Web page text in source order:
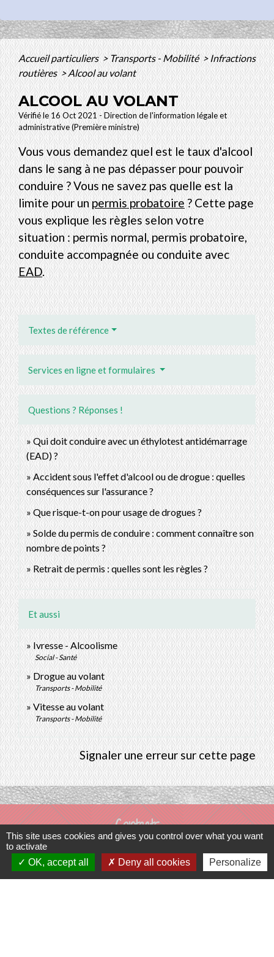
Accueil particuliers>Transports - Mobilité> Infractions
routières> Alcool au volant
ALCOOL AU VOLANT
Vérifié le 16 Oct 2021 - Direction de l'information légale et
administrative (Première ministre)
Vous vous demandez quel est le taux d'alcool
dans le sang à ne pas dépasser pour pouvoir
conduire ? Vous ne savez pas quelle est la
limite pour unpermis probatoire? Cette page
vous explique les règles selon votre
situation : permis normal, permis probatoire,
conduite accompagnée ou conduite avec
EAD.
Textes de référence
Services en ligne et formulaires
Questions ? Réponses !
Qui doit conduire avec un éthylotest antidémarrage
(EAD) ?
Accident sous l'effet d'alcool ou de drogue : quelles
conséquences sur l'assurance ?
Que risque-t-on pour usage de drogues ?
Solde du permis de conduire : comment connaître son
nombre de points ?
Retrait de permis : quelles sont les règles ?
Et aussi
Ivresse - Alcoolisme
Social - Santé
Drogue au volant
Transports - Mobilité
Vitesse au volant
Transports - Mobilité
Signaler une erreur sur cette page
Contacts
11, rue de l'Hôtel de Ville
41310 Prunay-Cassereau - FRANCE
This site uses cookies and gives you control over what you want
to activate
OK, accept all
Deny all cookies Personalize